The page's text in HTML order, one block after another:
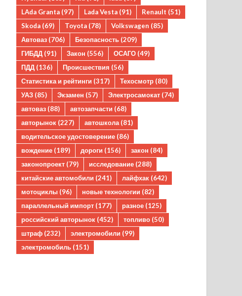
LAda Granta (97) Lada Vesta (91) Renault (51)
Skoda (69) Toyota (78) Volkswagen (85)
Автоваз (706) Безопасность (209)
ГИБДД (91) Закон (556) ОСАГО (49)
ПДД (136) Происшествия (56)
Статистика и рейтинги (317) Техосмотр (80)
УАЗ (85) Экзамен (57) Электросамокат (74)
автоваз (88) автозапчасти (68)
авторынок (227) автошкола (81)
водительское удостоверение (86)
вождение (189) дороги (156) закон (84)
законопроект (79) исследование (288)
китайские автомобили (241) лайфхак (642)
мотоциклы (96) новые технологии (82)
параллельный импорт (177) разное (125)
российский авторынок (452) топливо (50)
штраф (232) электромобили (99)
электромобиль (151)